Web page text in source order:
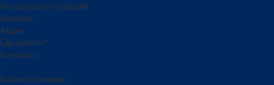
Инструкции по сборке
Новости
Акции
Где купить?
Контакты
Каталог товаров